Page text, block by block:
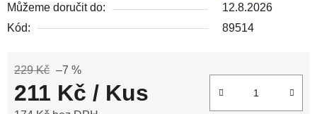
Můžeme doručit do:
12.8.2026
Kód:
89514
229 Kč –7 %
211 Kč / Kus